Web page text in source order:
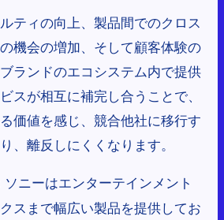
ティの向上、製品間でのクロス
機会の増加、そして顧客体験の
ランドのエコシステム内で提供
スが相互に補完し合うことで、
価値を感じ、競合他社に移行す
、離反しにくくなります。
ソニーはエンターテインメント
スまで幅広い製品を提供してお